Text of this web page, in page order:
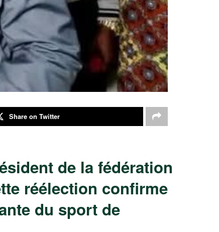
Share on Twitter
de la fédération
réélection confirme
du sport de